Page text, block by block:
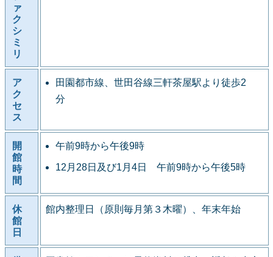
ァ
ク
シ
ミ
リ
ア
ク
セ
ス
田園都市線、世田谷線三軒茶屋駅より徒歩2
分
開
館
時
間
午前9時から午後9時
12月28日及び1月4日 午前9時から午後5時
休
館
日
館内整理日（原則毎月第３木曜）、年末年始